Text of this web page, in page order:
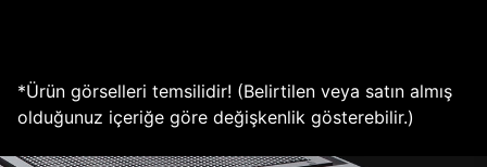
*Ürün görselleri temsilidir! (Belirtilen veya satın almış
olduğunuz içeriğe göre değişkenlik gösterebilir.)